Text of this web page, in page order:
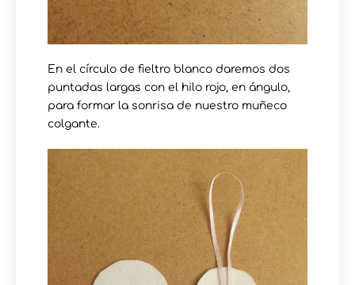
En el círculo de fieltro blanco daremos dos
puntadas largas con el hilo rojo, en ángulo,
para formar la sonrisa de nuestro muñeco
colgante.